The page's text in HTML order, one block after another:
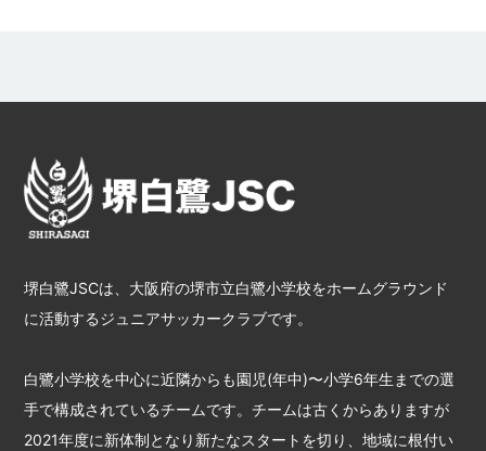
堺白鷺JSCは、大阪府の堺市立白鷺小学校をホームグラウンド
に活動するジュニアサッカークラブです。
白鷺小学校を中心に近隣からも園児(年中)〜小学6年生までの選
手で構成されているチームです。チームは古くからありますが
2021年度に新体制となり新たなスタートを切り、地域に根付い